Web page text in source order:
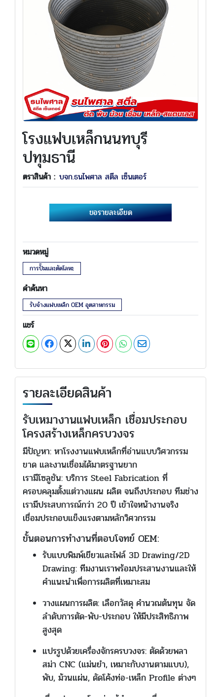
โรงแฟบเหล็กนนทบุรี
ปทุมธานี
ตราสินค้า : บจก.ธนไพศาล สตีล เซ็นเตอร์
ขอรายละเอียด
หมวดหมู่
การปั๊มและตัดโลหะ
คำค้นหา
รับจ้างแฟบเหล็ก OEM อุตสาหกรรม
แชร์
รายละเอียดสินค้า
รับเหมางานแฟบเหล็ก เชื่อมประกอบ
โครงสร้างเหล็กครบวงจร
มีปัญหา: หาโรงงานแฟบเหล็กที่อ่านแบบวิศวกรรม
ขาด และงานเชื่อมได้มาตรฐานยาก
เรามีโซลูชัน: บริการ Steel Fabrication ที่
ครอบคลุมตั้งแต่วางแผน ผลิต จนถึงประกอบ ทีมช่าง
เรามีประสบการณ์กว่า 20 ปี เข้าใจหน้างานจริง
เชื่อมประกอบแข็งแรงตามหลักวิศวกรรม
ขั้นตอนการทำงานที่ตอบโจทย์ OEM:
รับแบบพิมพ์เขียวและไฟล์ 3D Drawing/2D
Drawing: ทีมงานเราพร้อมประสานงานและให้
คำแนะนำเพื่อการผลิตที่เหมาะสม
วางแผนการผลิต: เลือกวัสดุ คำนวณต้นทุน จัด
ลำดับการตัด-พับ-ประกอบ ให้มีประสิทธิภาพ
สูงสุด
แปรรูปด้วยเครื่องจักรครบวงจร: ตัดด้วยพลา
สม่า CNC (แม่นยำ, เหมาะกับงานตามแบบ),
พับ, ม้วนแผ่น, ดัดโค้งท่อ-เหล็ก Profile ต่างๆ